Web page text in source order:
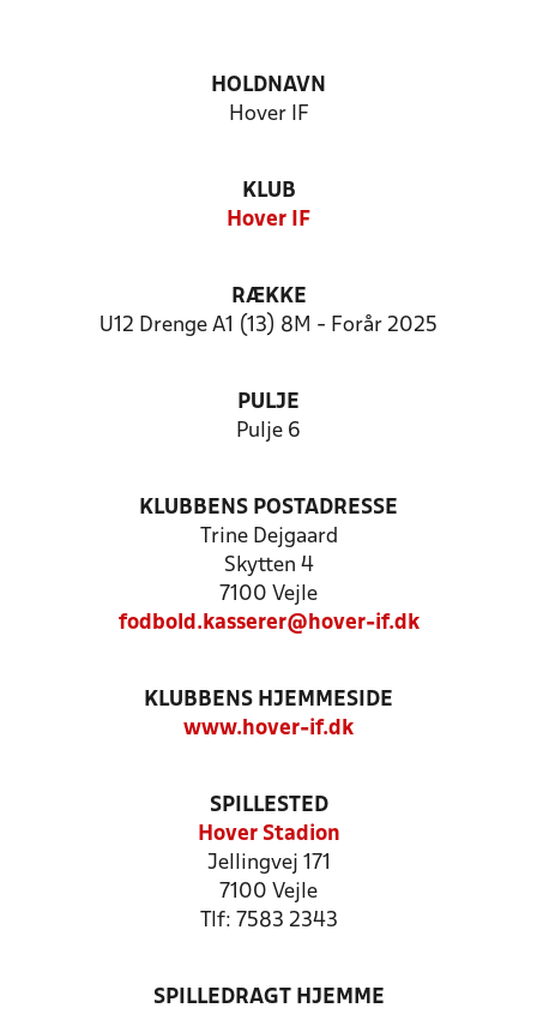
HOLDNAVN
Hover IF
KLUB
Hover IF
RÆKKE
U12 Drenge A1 (13) 8M - Forår 2025
PULJE
Pulje 6
KLUBBENS POSTADRESSE
Trine Dejgaard
Skytten 4
7100 Vejle
fodbold.kasserer@hover-if.dk
KLUBBENS HJEMMESIDE
www.hover-if.dk
SPILLESTED
Hover Stadion
Jellingvej 171
7100 Vejle
Tlf: 7583 2343
SPILLEDRAGT HJEMME